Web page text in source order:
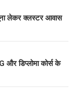
लेकर क्लस्टर आवास
और डिप्लोमा कोर्स के